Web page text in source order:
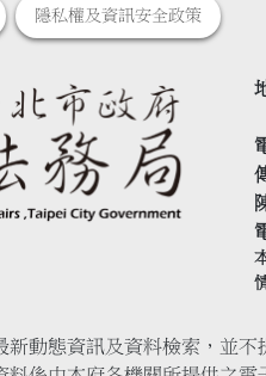
隱私權及資訊安全政策
新動態資訊及資料檢索，並